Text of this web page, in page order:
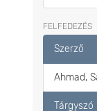
FELFEDEZÉS
Szerző
Ahmad,
Tárgyszó